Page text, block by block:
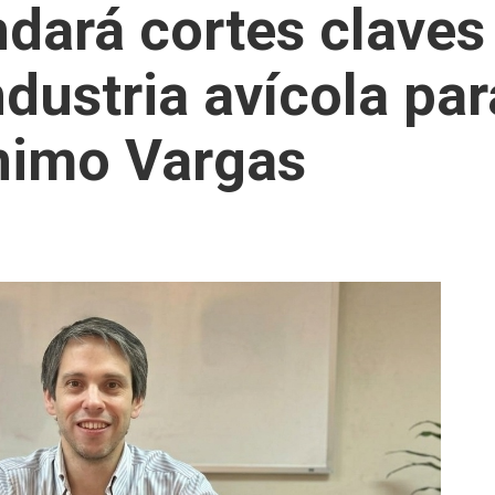
cortes
avícola
Vargas